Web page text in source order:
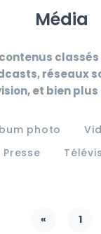
Média
réseaux
et bien plus
photo
Presse
« 1